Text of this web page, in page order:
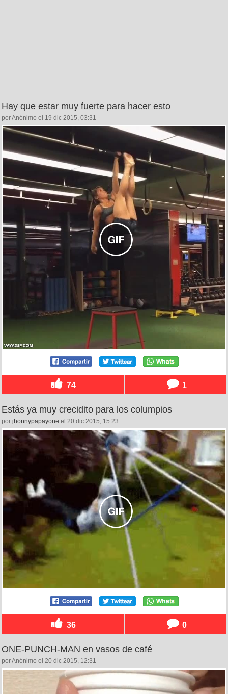
Hay que estar muy fuerte para hacer esto
por Anónimo el 19 dic 2015, 03:31
74 1
Estás ya muy crecidito para los columpios
por jhonnypapayone el 20 dic 2015, 15:23
36 0
ONE-PUNCH-MAN en vasos de café
por Anónimo el 20 dic 2015, 12:31